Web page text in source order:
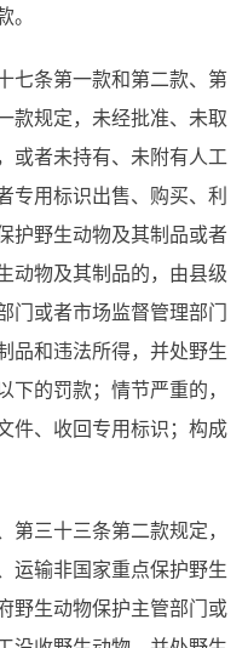
。
七条第一款和第二款、第
款规定，未经批准、未取
或者未持有、未附有人工
专用标识出售、购买、利
护野生动物及其制品或者
动物及其制品的，由县级
门或者市场监督管理部门
品和违法所得，并处野生
下的罚款；情节严重的，
件、收回专用标识；构成
三十三条第二款规定，
运输非国家重点保护野生
野生动物保护主管部门或